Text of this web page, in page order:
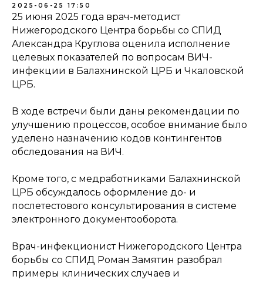
2025-06-25 17:50
25 июня 2025 года врач-методист
Нижегородского Центра борьбы со СПИД
Александра Круглова оценила исполнение
целевых показателей по вопросам ВИЧ-
инфекции в Балахнинской ЦРБ и Чкаловской
ЦРБ.
В ходе встречи были даны рекомендации по
улучшению процессов, особое внимание было
уделено назначению кодов контингентов
обследования на ВИЧ.
Кроме того, с медработниками Балахнинской
ЦРБ обсуждалось оформление до- и
послетестового консультирования в системе
электронного документооборота.
Врач-инфекционист Нижегородского Центра
борьбы со СПИД Роман Замятин разобрал
примеры клинических случаев и